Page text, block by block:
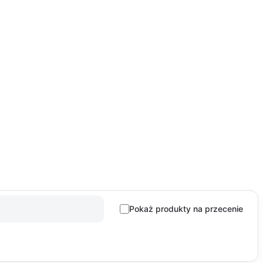
Pokaż produkty na przecenie